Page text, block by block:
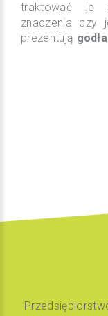
traktować je
znaczenia czy
prezentują